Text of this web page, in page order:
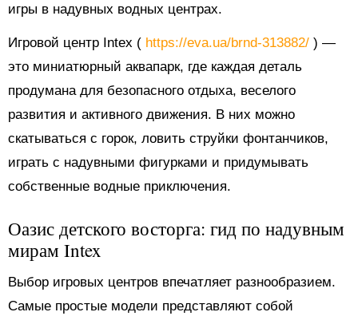
игры в надувных водных центрах.
Игровой центр Intex ( https://eva.ua/brnd-313882/ ) —
это миниатюрный аквапарк, где каждая деталь
продумана для безопасного отдыха, веселого
развития и активного движения. В них можно
скатываться с горок, ловить струйки фонтанчиков,
играть с надувными фигурками и придумывать
собственные водные приключения.
Оазис детского восторга: гид по надувным
мирам Intex
Выбор игровых центров впечатляет разнообразием.
Самые простые модели представляют собой